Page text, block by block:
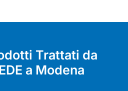
Trattati da
a Modena